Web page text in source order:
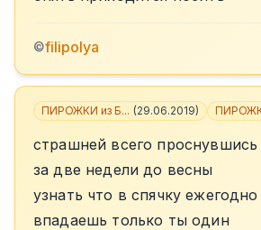
©filipolya
ПИРОЖКИ из Б... (29.06.2019)
страшней всего
за две недели до весны
узнать что в спячку ежегодно
впадаешь только ты один